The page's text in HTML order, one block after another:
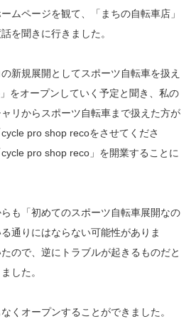
ムページを観て、「まちの自転車店」
を聞きに行きました。
新規展開としてスポーツ自転車を扱え
をオープンしていく予定と聞き、私の
リからスポーツ自転車まで扱えた方が
pro shop recoをさせてくださ
pro shop reco」を開業することに
も「初めてのスポーツ自転車展開なの
通りにはならない可能性がありま
ので、逆にトラブルが起きるものだと
した。
くオープンすることができました。